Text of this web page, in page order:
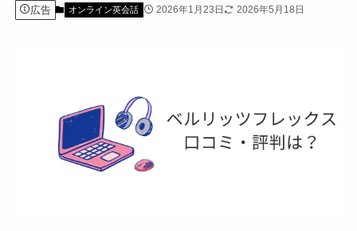
広告 オンライン英会話 2026年1月23日 2026年5月18日